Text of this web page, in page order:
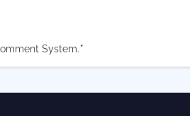
System.*